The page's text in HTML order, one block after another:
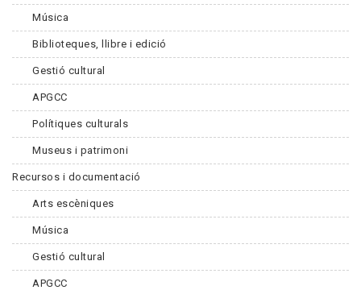
Música
Biblioteques, llibre i edició
Gestió cultural
APGCC
Polítiques culturals
Museus i patrimoni
Recursos i documentació
Arts escèniques
Música
Gestió cultural
APGCC